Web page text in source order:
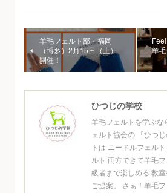
羊毛フェルト部・福岡
（博多）2月15日（土）
開催！
羊
ひつじの学校
羊毛フェルトを学ぶな
ェルト協会の 「ひつ
トは ニードルフェル
ルト 両方できて羊毛
級者まで楽しめる 教
ご提案。 さぁ！羊毛